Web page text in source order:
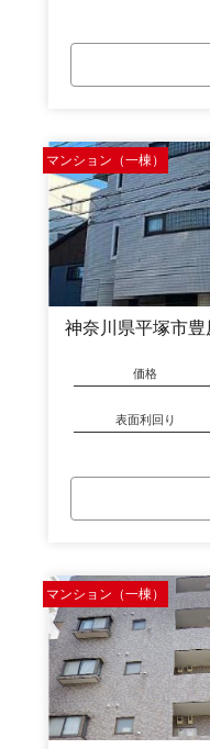
マンション（一棟）
神奈川県平塚市
価格
表面利回り
マンション（一棟）